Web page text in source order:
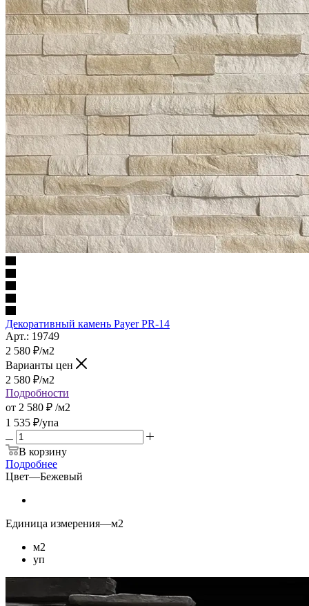
Декоративный камень Payer PR-14
Арт.: 19749
2 580 ₽/м2
Варианты цен
2 580 ₽/м2
Подробности
от 2 580 ₽ /м2
1 535 ₽/упа
В корзину
Подробнее
Цвет—Бежевый
Единица измерения—м2
м2
уп